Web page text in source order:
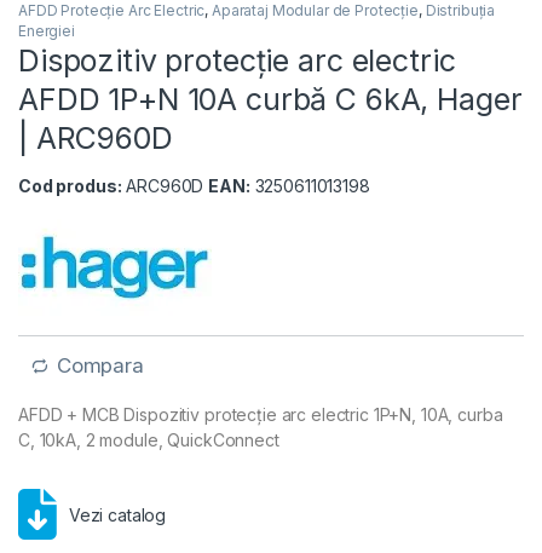
AFDD Protecție Arc Electric, Aparataj Modular de Protecție, Distribuția
Energiei
Dispozitiv protecție arc electric
AFDD 1P+N 10A curbă C 6kA, Hager
| ARC960D
Cod produs: ARC960D EAN: 3250611013198
Compara
AFDD + MCB Dispozitiv protecție arc electric 1P+N, 10A, curba
C, 10kA, 2 module, QuickConnect
Vezi catalog